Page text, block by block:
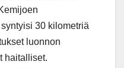
30 kilometriä
luonnon
haitalliset.